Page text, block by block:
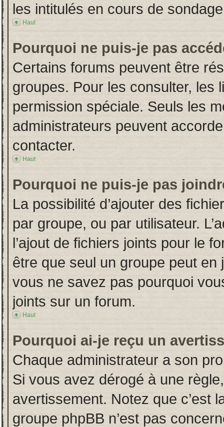
les intitulés en cours de
Haut
Pourquoi ne puis-je pas
Certains forums peuvent être
groupes. Pour les consulter, les
permission spéciale. Seuls les
administrateurs peuvent
contacter.
Haut
Pourquoi ne puis-je pas
La possibilité d’ajouter des
par groupe, ou par utilisateur.
l’ajout de fichiers joints pour le
être que seul un groupe peut en
vous ne savez pas pourquoi
joints sur un forum.
Haut
Pourquoi ai-je reçu un
Chaque administrateur a son
Si vous avez dérogé à une
avertissement. Notez que c’est
groupe phpBB n’est pas